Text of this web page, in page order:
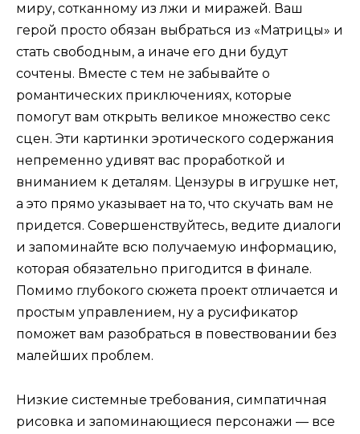
миру, сотканному из лжи и миражей. Ваш
герой просто обязан выбраться из «Матрицы» и
стать свободным, а иначе его дни будут
сочтены. Вместе с тем не забывайте о
романтических приключениях, которые
помогут вам открыть великое множество секс
сцен. Эти картинки эротического содержания
непременно удивят вас проработкой и
вниманием к деталям. Цензуры в игрушке нет,
а это прямо указывает на то, что скучать вам не
придется. Совершенствуйтесь, ведите диалоги
и запоминайте всю получаемую информацию,
которая обязательно пригодится в финале.
Помимо глубокого сюжета проект отличается и
простым управлением, ну а русификатор
поможет вам разобраться в повествовании без
малейших проблем.
Низкие системные требования, симпатичная
рисовка и запоминающиеся персонажи — все